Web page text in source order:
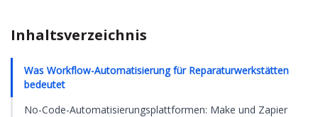
Inhaltsverzeichnis
Was Workflow-Automatisierung für Reparaturwerkstätten
bedeutet
No-Code-Automatisierungsplattformen: Make und Zapier